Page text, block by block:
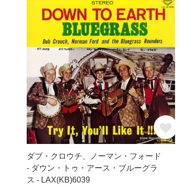
ダブ・クロウチ、ノーマン・フォード
- ダウン・トゥ・アース・ブルーグラ
ス - LAX(KB)6039